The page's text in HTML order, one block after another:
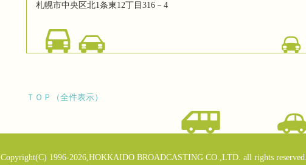
札幌市中央区北1条東12丁目316－4
ＴＯＰ（全件表示）
Copyright(C) 1996-2026,HOKKAIDO BROADCASTING CO.,LTD. all rights reserved.